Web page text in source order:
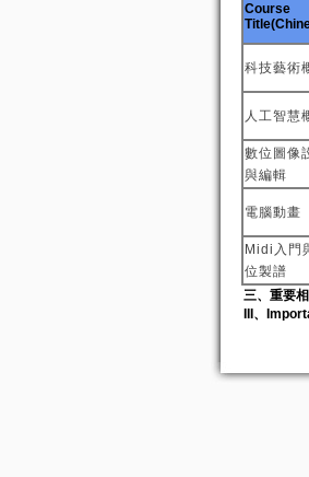
Course
科技藝術
人工智慧
數位圖像
與編輯
電腦動畫
Midi入門
位製譜
三、重要
III、